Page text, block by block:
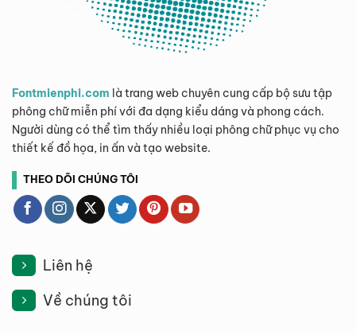
Fontmienphi.com là trang web chuyên cung cấp bộ sưu tập
phông chữ miễn phí với đa dạng kiểu dáng và phong cách.
Người dùng có thể tìm thấy nhiều loại phông chữ phục vụ cho
thiết kế đồ họa, in ấn và tạo website.
THEO DÕI CHÚNG TÔI
Liên hệ
Về chúng tôi